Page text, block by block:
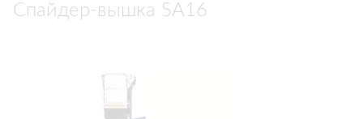
Спайдер-вышка SA16